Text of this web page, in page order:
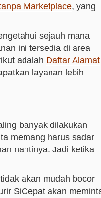
Marketplace, yang
sejauh mana
ini tersedia di area
adalah Daftar Alamat
layanan lebih
banyak dilakukan
memang harus sadar
nantinya. Jadi ketika
akan mudah bocor
SiCepat akan